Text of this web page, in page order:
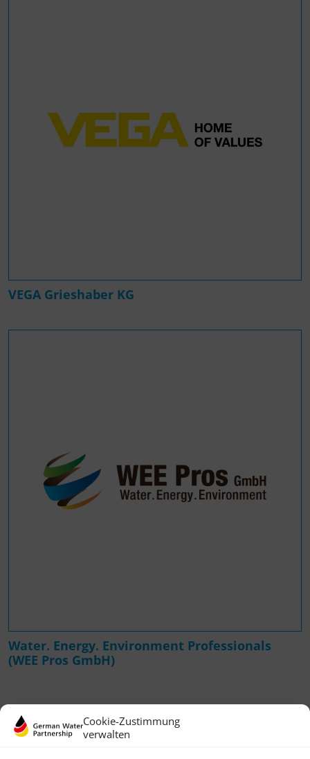
Cookie-Zustimmung
verwalten
VEGA Grieshaber KG
Water. Energy. Environment Professionals
(WEE Pros GmbH)